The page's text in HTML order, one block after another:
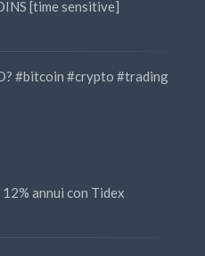
[time sensitive]
#bitcoin #crypto #trading
annui con Tidex